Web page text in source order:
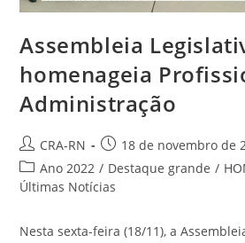
Assembleia
homenageia
Administração
Autor
do
post:
CRA-RN
Post
publicado:
18 de novembro de
Categoria
do
Ano 2022 / Destaque grande /
Últimas Notícias
Nesta sexta-feira (18/11), a